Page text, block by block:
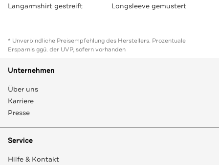
Langarmshirt gestreift Longsleeve gemustert
* Unverbindliche Preisempfehlung des Herstellers. Prozentuale
Ersparnis ggü. der UVP, sofern vorhanden
Unternehmen
Über uns
Karriere
Presse
Service
Hilfe & Kontakt